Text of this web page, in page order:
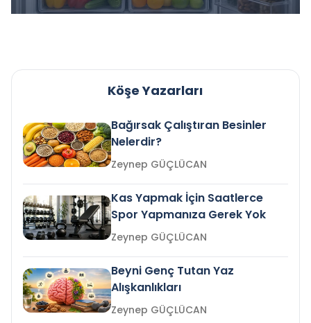
Köşe Yazarları
Bağırsak Çalıştıran Besinler
Nelerdir?
Zeynep GÜÇLÜCAN
Kas Yapmak İçin Saatlerce
Spor Yapmanıza Gerek Yok
Zeynep GÜÇLÜCAN
Beyni Genç Tutan Yaz
Alışkanlıkları
Zeynep GÜÇLÜCAN